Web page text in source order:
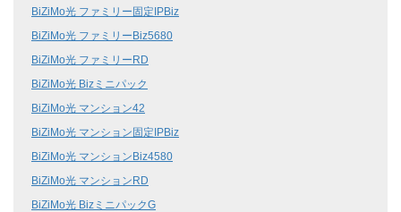
BiZiMo光 ファミリー固定IPBiz
BiZiMo光 ファミリーBiz5680
BiZiMo光 ファミリーRD
BiZiMo光 Bizミニパック
BiZiMo光 マンション42
BiZiMo光 マンション固定IPBiz
BiZiMo光 マンションBiz4580
BiZiMo光 マンションRD
BiZiMo光 BizミニパックG